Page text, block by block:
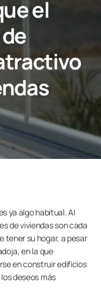
el
ya algo habitual. Al
de viviendas son cada
tener su hogar, a pesar
en la que
en construir edificios
deseos más